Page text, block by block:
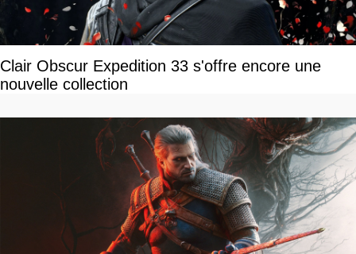
Clair Obscur Expedition 33 s'offre encore une
nouvelle collection